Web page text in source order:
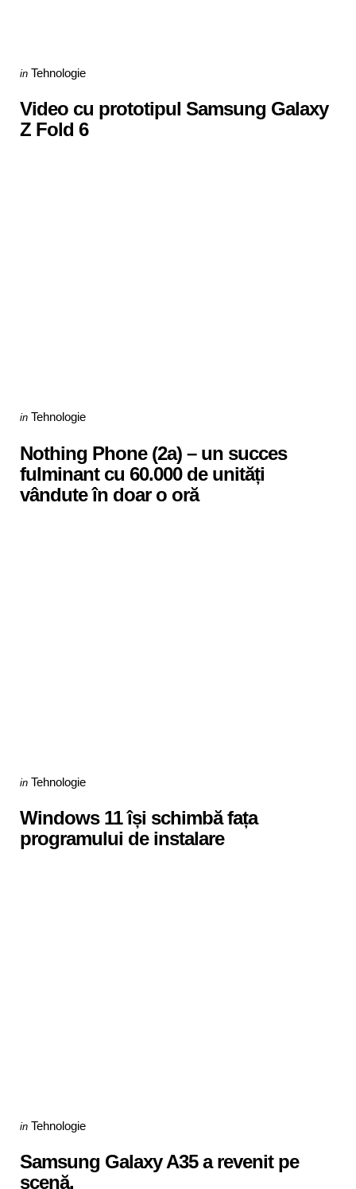
Categories
Posted
in Tehnologie
Video cu prototipul Samsung Galaxy
Z Fold 6
Categories
Posted
in Tehnologie
Nothing Phone (2a) – un succes
fulminant cu 60.000 de unități
vândute în doar o oră
Categories
Posted
in Tehnologie
Windows 11 își schimbă fața
programului de instalare
Categories
Posted
in Tehnologie
Samsung Galaxy A35 a revenit pe
scenă.